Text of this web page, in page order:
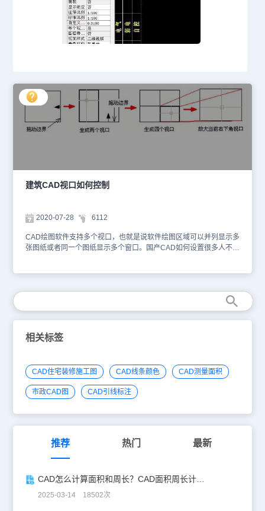
建筑CAD视口如何控制
2020-07-28 6112
CAD绘图软件支持多个视口，也就是说软件绘图区域可以并列显示多
张图纸或者同一个图纸显示多个窗口。国产CAD如何设置很多人不知
建。关于图纸空间视口，可以参见“图纸布局命令”一节。 为了方便用
户从其他角度进行观察和设计，可以设置多个视口，每一个视口可以
有如平面、立面、三维各自不同的视图。 软件提供了视口的快捷控
制： 1、 新建视口：当光标移到当前视口的 4 个边界时，光标形状发
生变化，此时开始拖动，就可以新建视口。2、 改视口大小：当光标
移到视口边界或角点时，光标的形状会发生变化，此时，按住鼠标左
口，可在拖动时按住 CTRL 或 SHIFT 键。3、 删除视口：更改视口
的大小，使它某个方向的边发生重合( 或接近重合) ，此时视口自动被
删除。 国产CAD建筑CAD视口如何控制 ,其实很简单，在CAD绘图
软件浩辰建筑中可以直接通过边线拖拽来实现视口的增加，是不是很
相关标签
CAD住宅装修施工图 CAD线条颜色 CAD测量面积
市政CAD图 CAD引线标注
推荐 热门 最新
CAD怎么计算面积和周长？CAD面积周长计算全攻略
2025-03-14 18502次